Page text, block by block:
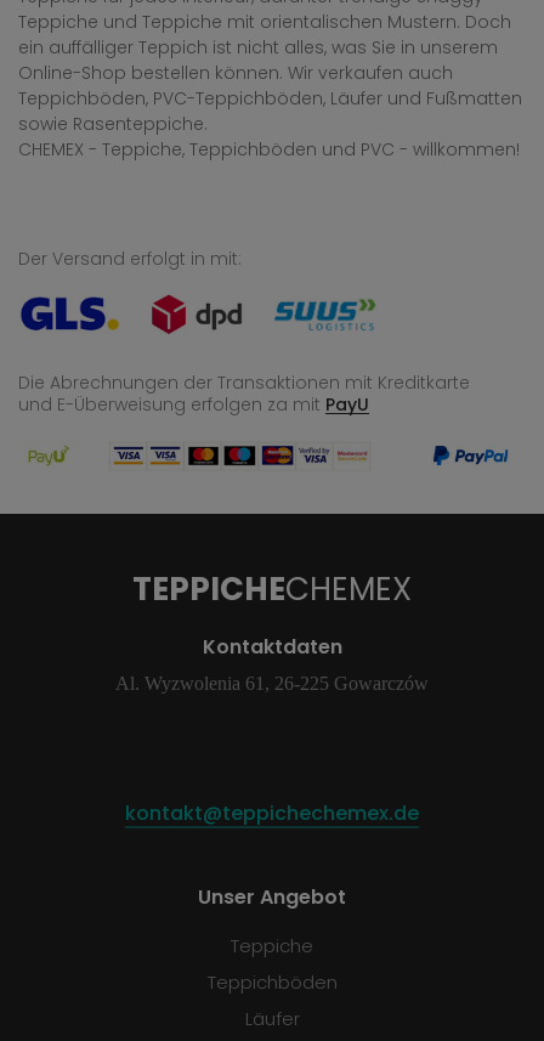
Teppiche und Teppiche mit orientalischen Mustern. Doch
ein auffälliger Teppich ist nicht alles, was Sie in unserem
Online-Shop bestellen können. Wir verkaufen auch
Teppichböden, PVC-Teppichböden, Läufer und Fußmatten
sowie Rasenteppiche.
CHEMEX - Teppiche, Teppichböden und PVC - willkommen!
Der Versand erfolgt in mit:
Die Abrechnungen der Transaktionen mit Kreditkarte
und E-Überweisung erfolgen za mit PayU
TEPPICHECHEMEX
Kontaktdaten
Al. Wyzwolenia 61, 26-225 Gowarczów
kontakt@teppichechemex.de
Unser Angebot
Teppiche
Teppichböden
Läufer